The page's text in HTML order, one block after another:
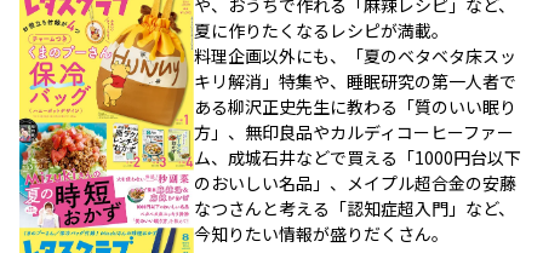
や、おうちで作れる「麻辣レシピ」など、
夏に作りたくなるレシピが満載。
料理企画以外にも、「夏のベタベタ床スッ
キリ解消」特集や、睡眠研究の第一人者で
ある柳沢正史先生に教わる「質のいい眠り
方」、無印良品やカルディコーヒーファー
ム、成城石井などで買える「1000円台以下
のおいしい名品」、メイプル超合金の安藤
なつさんと考える「認知症超入門」など、
今知りたい情報が盛りだくさん。